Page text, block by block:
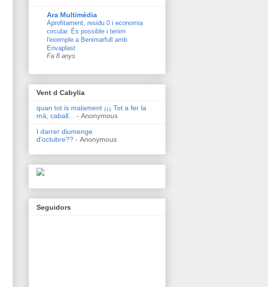
Ara Multimèdia
Aprofitament, residu 0 i economia
circular. És possible i tenim
l'exemple a Benimarfull amb
Envaplast
Fa 8 anys
Vent d Cabylia
quan tot is malament ¡¡¡ Tot a fer la
mà, caball...
- Anonymous
I darrer diumenge
d'octubre?? - Anonymous
Seguidors